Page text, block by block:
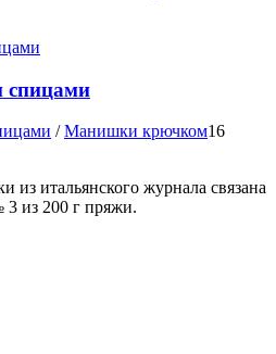
/Манишки крючком16
из итальянского журнала связана
из 200 г пряжи.